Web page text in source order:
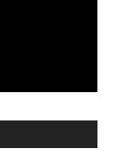
01:04